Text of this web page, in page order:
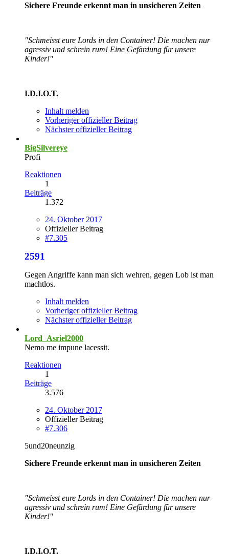
Sichere Freunde erkennt man in unsicheren Zeiten
"Schmeisst eure Lords in den Container! Die machen nur
agressiv und schrein rum! Eine Gefärdung für unsere
Kinder!"
I.D.I.O.T.
Inhalt melden
Vorheriger offizieller Beitrag
Nächster offizieller Beitrag
BigSilvereye
Profi
Reaktionen
1
Beiträge
1.372
24. Oktober 2017
Offizieller Beitrag
#7.305
2591
Gegen Angriffe kann man sich wehren, gegen Lob ist man
machtlos.
Inhalt melden
Vorheriger offizieller Beitrag
Nächster offizieller Beitrag
Lord_Asriel2000
Nemo me impune lacessit.
Reaktionen
1
Beiträge
3.576
24. Oktober 2017
Offizieller Beitrag
#7.306
5und20neunzig
Sichere Freunde erkennt man in unsicheren Zeiten
"Schmeisst eure Lords in den Container! Die machen nur
agressiv und schrein rum! Eine Gefärdung für unsere
Kinder!"
I.D.I.O.T.